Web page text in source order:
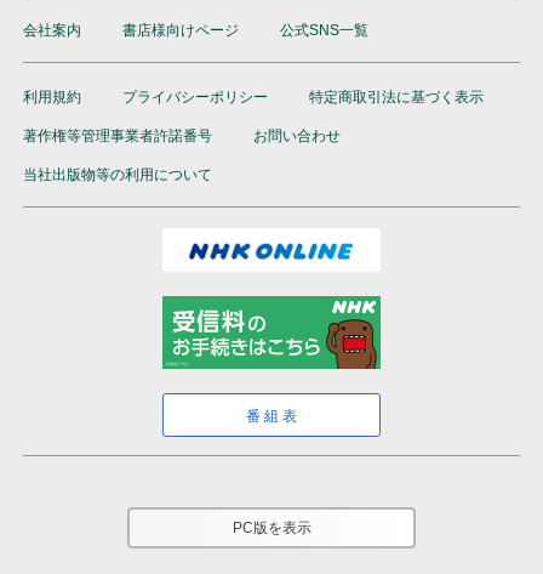
会社案内 書店様向けページ 公式SNS一覧
利用規約 プライバシーポリシー 特定商取引法に基づく表示
著作権等管理事業者許諾番号 お問い合わせ
当社出版物等の利用について
番組表
PC版を表示